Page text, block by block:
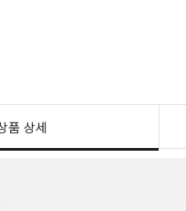
품 상세